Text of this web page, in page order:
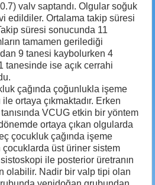
valv saptandı. Olgular soğuk
edildiler. Ortalama takip süresi
süresi sonucunda 11
tamamen gerilediği
9 tanesi kaybolurken 4
tanesinde ise açık cerrahi
çağında çoğunlukla işeme
ortaya çıkmaktadır. Erken
VCUG etkin bir yöntem
ortaya çıkan olgularda
çocukluk çağında işeme
üst üriner sistem
ile posterior üretranın
olabilir. Nadir bir valp tipi olan